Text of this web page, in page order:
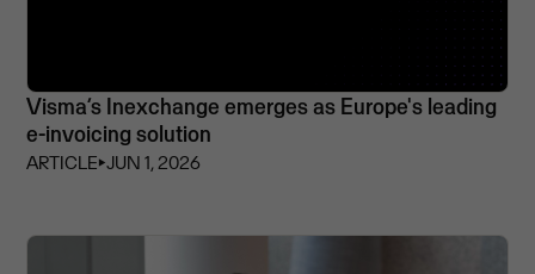
Visma’s Inexchange emerges as Europe's leading
e-invoicing solution
ARTICLE⏵JUN 1, 2026